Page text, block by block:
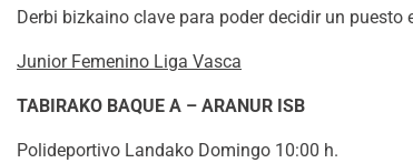
Derbi bizkaino clave para poder decidir un puesto
Junior Femenino Liga Vasca
TABIRAKO BAQUE A – ARANUR ISB
Polideportivo Landako Domingo 10:00 h.